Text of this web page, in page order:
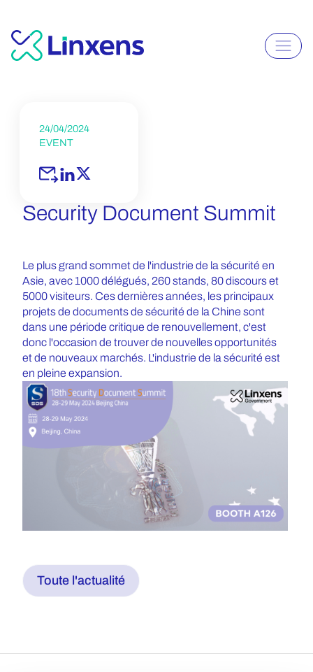
24/04/2024
EVENT
Security Document Summit
Le plus grand sommet de l'industrie de la sécurité en
Asie, avec 1000 délégués, 260 stands, 80 discours et
5000 visiteurs. Ces dernières années, les principaux
projets de documents de sécurité de la Chine sont
dans une période critique de renouvellement, c'est
donc l'occasion de trouver de nouvelles opportunités
et de nouveaux marchés. L'industrie de la sécurité est
en pleine expansion.
Toute l'actualité